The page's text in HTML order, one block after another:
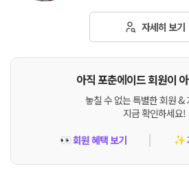
자세히 보기
아직 포춘에이드 회원이
놓칠 수 없는 특별한 회원 &
지금 확인하세요!
👀회원 혜택 보기 ✨